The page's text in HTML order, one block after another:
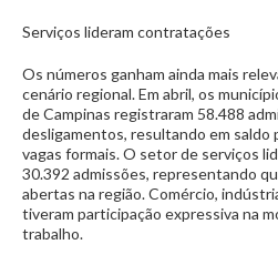
Serviços lideram contratações
Os números ganham ainda mais
cenário regional. Em abril, os
de Campinas registraram 58.488
desligamentos, resultando em saldo
vagas formais. O setor de serviços
30.392 admissões, representando
abertas na região. Comércio,
tiveram participação expressiva na
trabalho.